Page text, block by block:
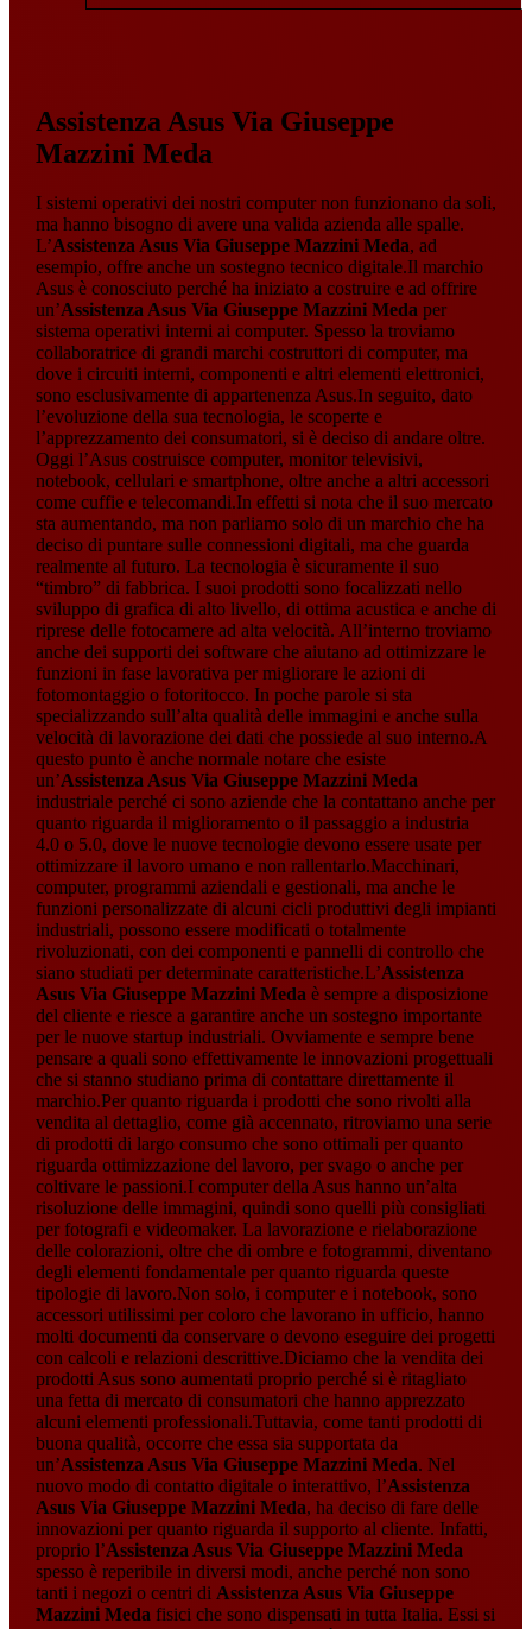
Assistenza Asus Via Giuseppe
Mazzini Meda
I sistemi operativi dei nostri computer non funzionano da soli,
ma hanno bisogno di avere una valida azienda alle spalle.
L’Assistenza Asus Via Giuseppe Mazzini Meda, ad
esempio, offre anche un sostegno tecnico digitale.Il marchio
Asus è conosciuto perché ha iniziato a costruire e ad offrire
un’Assistenza Asus Via Giuseppe Mazzini Medaper
sistema operativi interni ai computer. Spesso la troviamo
collaboratrice di grandi marchi costruttori di computer, ma
dove i circuiti interni, componenti e altri elementi elettronici,
sono esclusivamente di appartenenza Asus.In seguito, dato
l’evoluzione della sua tecnologia, le scoperte e
l’apprezzamento dei consumatori, si è deciso di andare oltre.
Oggi l’Asus costruisce computer, monitor televisivi,
notebook, cellulari e smartphone, oltre anche a altri accessori
come cuffie e telecomandi.In effetti si nota che il suo mercato
sta aumentando, ma non parliamo solo di un marchio che ha
deciso di puntare sulle connessioni digitali, ma che guarda
realmente al futuro. La tecnologia è sicuramente il suo
“timbro” di fabbrica. I suoi prodotti sono focalizzati nello
sviluppo di grafica di alto livello, di ottima acustica e anche di
riprese delle fotocamere ad alta velocità. All’interno troviamo
anche dei supporti dei software che aiutano ad ottimizzare le
funzioni in fase lavorativa per migliorare le azioni di
fotomontaggio o fotoritocco. In poche parole si sta
specializzando sull’alta qualità delle immagini e anche sulla
velocità di lavorazione dei dati che possiede al suo interno.A
questo punto è anche normale notare che esiste
un’Assistenza Asus Via Giuseppe Mazzini Meda
industriale perché ci sono aziende che la contattano anche per
quanto riguarda il miglioramento o il passaggio a industria
4.0 o 5.0, dove le nuove tecnologie devono essere usate per
ottimizzare il lavoro umano e non rallentarlo.Macchinari,
computer, programmi aziendali e gestionali, ma anche le
funzioni personalizzate di alcuni cicli produttivi degli impianti
industriali, possono essere modificati o totalmente
rivoluzionati, con dei componenti e pannelli di controllo che
siano studiati per determinate caratteristiche.L’Assistenza
Asus Via Giuseppe Mazzini Medaè sempre a disposizione
del cliente e riesce a garantire anche un sostegno importante
per le nuove startup industriali. Ovviamente e sempre bene
pensare a quali sono effettivamente le innovazioni progettuali
che si stanno studiano prima di contattare direttamente il
marchio.Per quanto riguarda i prodotti che sono rivolti alla
vendita al dettaglio, come già accennato, ritroviamo una serie
di prodotti di largo consumo che sono ottimali per quanto
riguarda ottimizzazione del lavoro, per svago o anche per
coltivare le passioni.I computer della Asus hanno un’alta
risoluzione delle immagini, quindi sono quelli più consigliati
per fotografi e videomaker. La lavorazione e rielaborazione
delle colorazioni, oltre che di ombre e fotogrammi, diventano
degli elementi fondamentale per quanto riguarda queste
tipologie di lavoro.Non solo, i computer e i notebook, sono
accessori utilissimi per coloro che lavorano in ufficio, hanno
molti documenti da conservare o devono eseguire dei progetti
con calcoli e relazioni descrittive.Diciamo che la vendita dei
prodotti Asus sono aumentati proprio perché si è ritagliato
una fetta di mercato di consumatori che hanno apprezzato
alcuni elementi professionali.Tuttavia, come tanti prodotti di
buona qualità, occorre che essa sia supportata da
un’Assistenza Asus Via Giuseppe Mazzini Meda. Nel
nuovo modo di contatto digitale o interattivo, l’Assistenza
Asus Via Giuseppe Mazzini Meda, ha deciso di fare delle
innovazioni per quanto riguarda il supporto al cliente. Infatti,
proprio l’Assistenza Asus Via Giuseppe Mazzini Meda
spesso è reperibile in diversi modi, anche perché non sono
tanti i negozi o centri di Assistenza Asus Via Giuseppe
Mazzini Medafisici che sono dispensati in tutta Italia. Essi si